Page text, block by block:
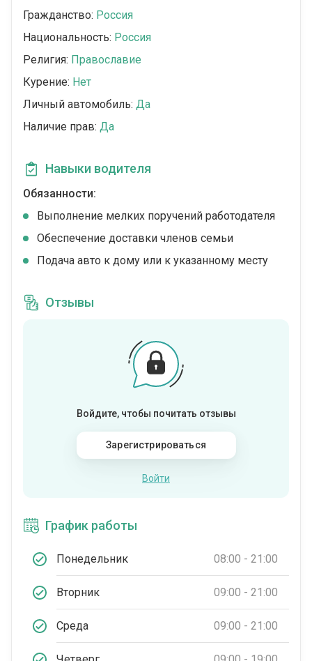
Гражданство: Россия
Национальность: Россия
Религия: Православие
Курение: Нет
Личный автомобиль: Да
Наличие прав: Да
Навыки водителя
Обязанности:
Выполнение мелких поручений работодателя
Обеспечение доставки членов семьи
Подача авто к дому или к указанному месту
Отзывы
Войдите, чтобы почитать отзывы
Зарегистрироваться
Войти
График работы
Понедельник 08:00 - 21:00
Вторник 09:00 - 21:00
Среда 09:00 - 21:00